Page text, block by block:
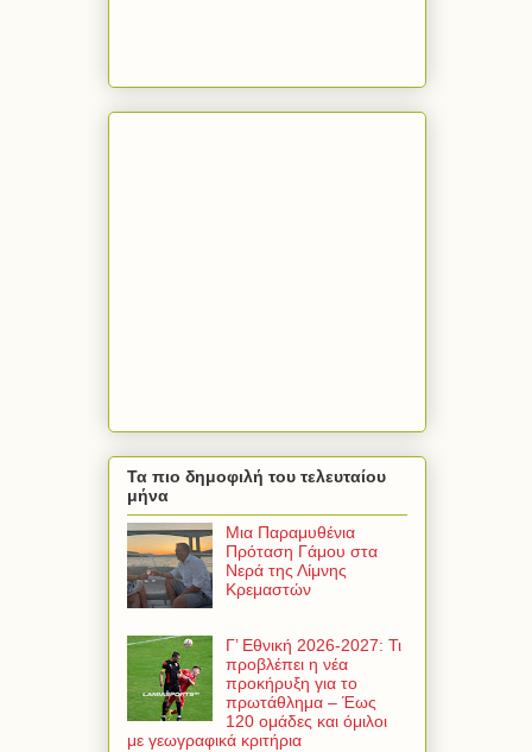
Τα πιο δημοφιλή του τελευταίου
μήνα
Μια Παραμυθένια
Πρόταση Γάμου στα
Νερά της Λίμνης
Κρεμαστών
Γ’ Εθνική 2026-2027: Τι
προβλέπει η νέα
προκήρυξη για το
πρωτάθλημα – Έως
120 ομάδες και όμιλοι
με γεωγραφικά κριτήρια